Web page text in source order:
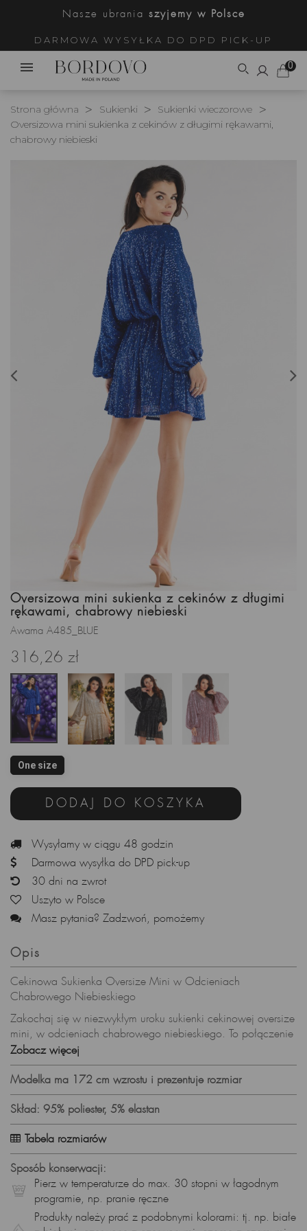
Nasze ubrania szyjemy w Polsce
DARMOWA WYSYŁKA DO DPD PICK-UP
0
Strona główna Sukienki
Sukienki wieczorowe
Oversizowa mini sukienka z cekinów z długimi rękawami,
chabrowy niebieski
Oversizowa mini sukienka z cekinów z długimi
rękawami, chabrowy niebieski
Awama A485_BLUE
316,26 zł
One size
DODAJ DO KOSZYKA
Wysyłamy w ciągu 48 godzin
Darmowa wysyłka do DPD pick-up
30 dni na zwrot
Uszyto w Polsce
Masz pytania? Zadzwoń, pomożemy
Opis
Cekinowa Sukienka Oversize Mini w Odcieniach
Chabrowego Niebieskiego
Zakochaj się w niezwykłym uroku sukienki cekinowej oversize
mini, w odcieniach chabrowego niebieskiego. To połączenie
elegancji, wygody i subtelnego błysku, które sprawi, że każde
wyjście stanie się wyjątkowe.
Chabrowy Niebieski - Odniesienie do Głębin Morza:
Odcień chabrowego niebieskiego w sukience to kolor
niezwykle elegancki. Kolor ten niesie ze sobą nutę
tajemniczości i elegancji, nadając sukience niepowtarzalny
charakter.
Błyszczące Cekiny
Cekinowa dzianina, odbijając światło, przypomina błyski
słońca na morskiej tafli wody. Migotanie cekinów sprawia, że
sukienka emanuje lekkością i elegancją, idealnie komponując
Zobacz więcej
Modelka ma 172 cm wzrostu i prezentuje rozmiar
Skład: 95% poliester, 5% elastan
Tabela rozmiarów
Sposób konserwacji:
Pierz w temperaturze do max. 30 stopni w łagodnym
programie, np. pranie ręczne
Produkty należy prać z podobnymi kolorami: tj. np. białe